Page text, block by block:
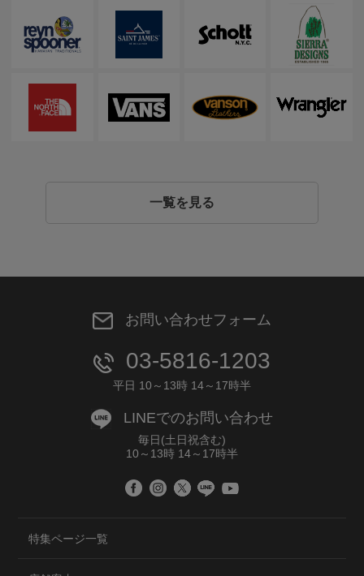
一覧を見る
お問い合わせフォーム
03-5816-1203
平日 10～13時 14～17時半
LINEでのお問い合わせ
毎日(土日祝含む)
10～13時 14～17時半
特集ページ一覧